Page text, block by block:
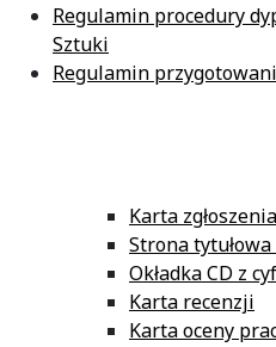
Regulamin procedury
Sztuki
Regulamin
Karta
Strona tytułowa
Okładka CD z
Karta recenzji
Karta oceny